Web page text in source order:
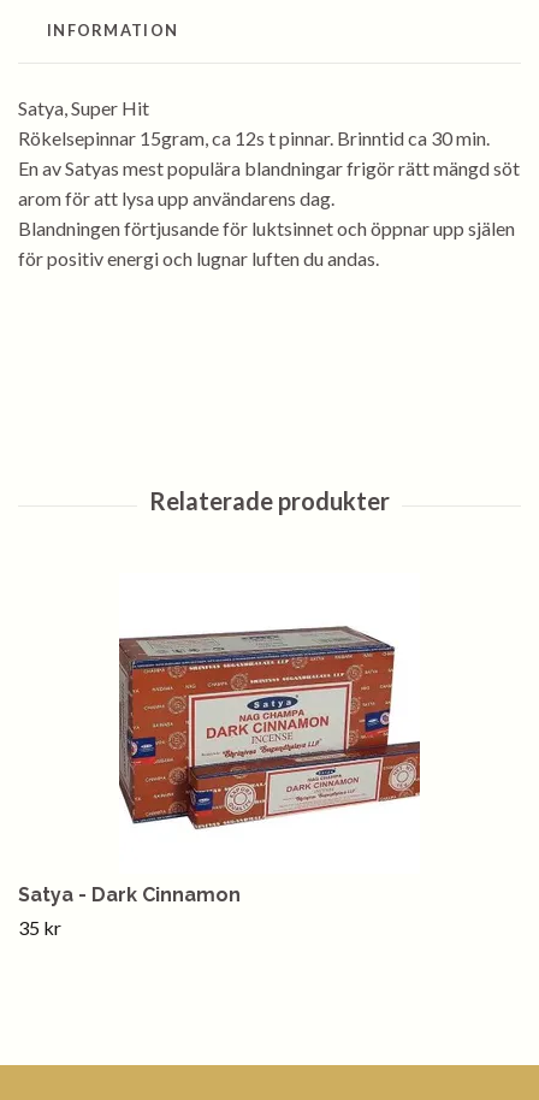
INFORMATION
Satya, Super Hit
Rökelsepinnar 15gram, ca 12s t pinnar. Brinntid ca 30 min.
En av Satyas mest populära blandningar frigör rätt mängd söt
arom för att lysa upp användarens dag.
Blandningen förtjusande för luktsinnet och öppnar upp själen
för positiv energi och lugnar luften du andas.
Satya - Dark Cinnamon
35 kr